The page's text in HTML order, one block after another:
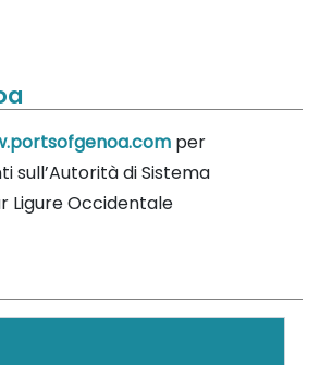
per
sull’Autorità di Sistema
Ligure Occidentale